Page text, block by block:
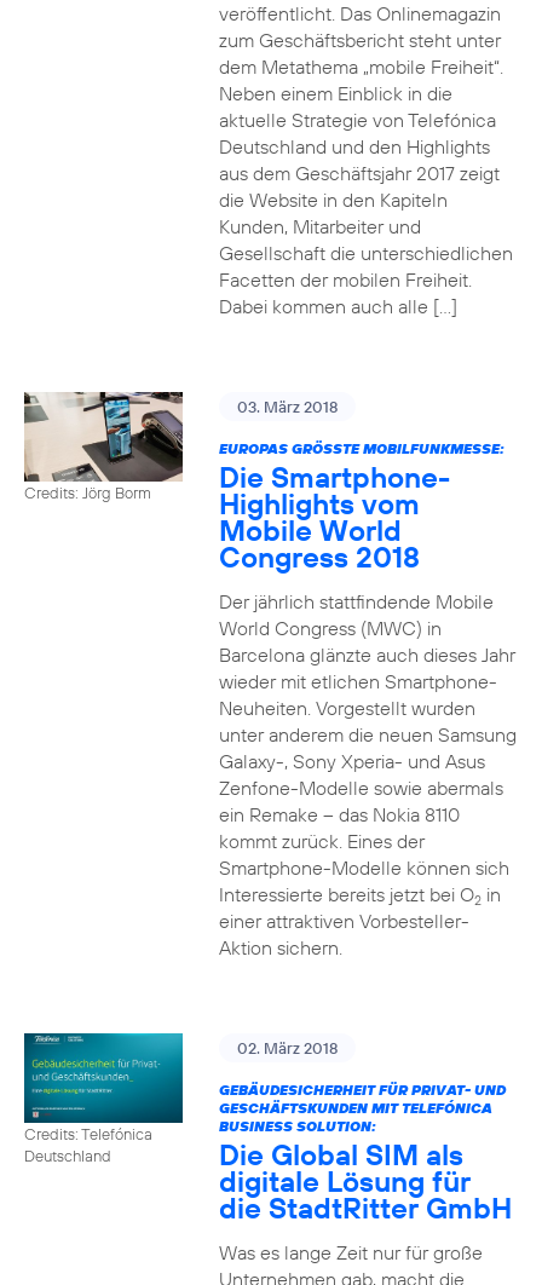
veröffentlicht. Das Onlinemagazin
zum Geschäftsbericht steht unter
dem Metathema „mobile Freiheit“.
Neben einem Einblick in die
aktuelle Strategie von Telefónica
Deutschland und den Highlights
aus dem Geschäftsjahr 2017 zeigt
die Website in den Kapiteln
Kunden, Mitarbeiter und
Gesellschaft die unterschiedlichen
Facetten der mobilen Freiheit.
Dabei kommen auch alle […]
Credits: Jörg Borm
03. März 2018
EUROPAS GRÖSSTE MOBILFUNKMESSE:
Die Smartphone-
Highlights vom
Mobile World
Congress 2018
Der jährlich stattfindende Mobile
World Congress (MWC) in
Barcelona glänzte auch dieses Jahr
wieder mit etlichen Smartphone-
Neuheiten. Vorgestellt wurden
unter anderem die neuen Samsung
Galaxy-, Sony Xperia- und Asus
Zenfone-Modelle sowie abermals
ein Remake – das Nokia 8110
kommt zurück. Eines der
Smartphone-Modelle können sich
Interessierte bereits jetzt bei O2in
einer attraktiven Vorbesteller-
Aktion sichern.
Credits: Telefónica
Deutschland
02. März 2018
GEBÄUDESICHERHEIT FÜR PRIVAT- UND
GESCHÄFTSKUNDEN MIT TELEFÓNICA
BUSINESS SOLUTION:
Die Global SIM als
digitale Lösung für
die StadtRitter GmbH
Was es lange Zeit nur für große
Unternehmen gab, macht die